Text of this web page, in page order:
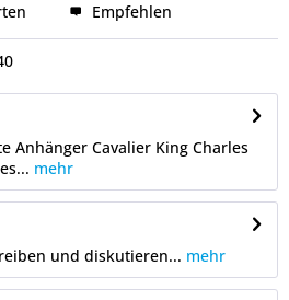
Empfehlen
Anhänger Cavalier King Charles
mehr
und diskutieren... mehr